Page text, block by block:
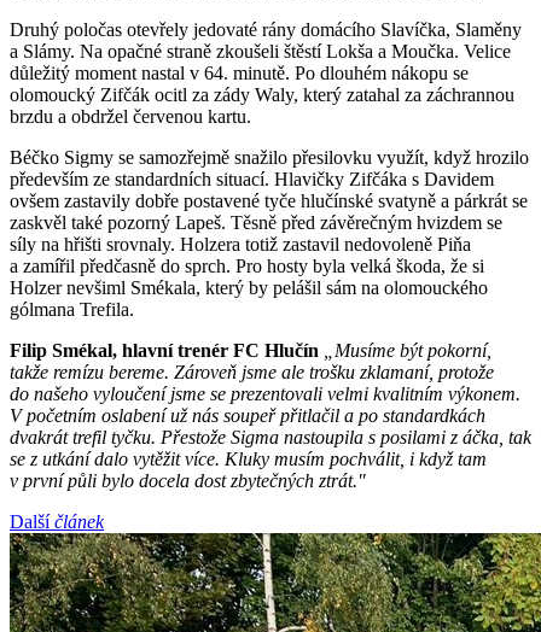
Druhý poločas otevřely jedovaté rány domácího Slavíčka, Slaměny
a Slámy. Na opačné straně zkoušeli štěstí Lokša a Moučka. Velice
důležitý moment nastal v 64. minutě. Po dlouhém nákopu se
olomoucký Zifčák ocitl za zády Waly, který zatahal za záchrannou
brzdu a obdržel červenou kartu.
Béčko Sigmy se samozřejmě snažilo přesilovku využít, když hrozilo
především ze standardních situací. Hlavičky Zifčáka s Davidem
ovšem zastavily dobře postavené tyče hlučínské svatyně a párkrát se
zaskvěl také pozorný Lapeš. Těsně před závěrečným hvizdem se
síly na hřišti srovnaly. Holzera totiž zastavil nedovoleně Piňa
a zamířil předčasně do sprch. Pro hosty byla velká škoda, že si
Holzer nevšiml Smékala, který by pelášil sám na olomouckého
gólmana Trefila.
Filip Smékal, hlavní trenér FC Hlučín „Musíme být pokorní,
takže remízu bereme. Zároveň jsme ale trošku zklamaní, protože
do našeho vyloučení jsme se prezentovali velmi kvalitním výkonem.
V početním oslabení už nás soupeř přitlačil a po standardkách
dvakrát trefil tyčku. Přestože Sigma nastoupila s posilami z áčka, tak
se z utkání dalo vytěžit více. Kluky musím pochválit, i když tam
v první půli bylo docela dost zbytečných ztrát."
Dalšíčlánek